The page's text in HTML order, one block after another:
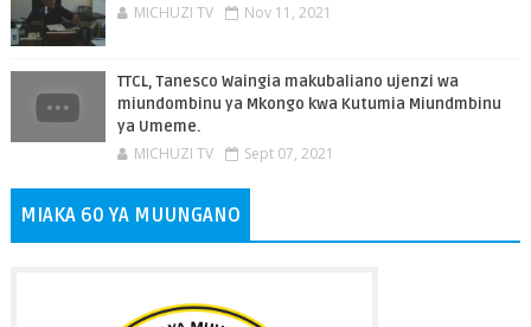
MICHUZI TV Nov 11, 2021
TTCL, Tanesco Waingia makubaliano ujenzi wa
miundombinu ya Mkongo kwa Kutumia Miundmbinu
ya Umeme.
MICHUZI TV Sept 07, 2021
MIAKA 60 YA MUUNGANO